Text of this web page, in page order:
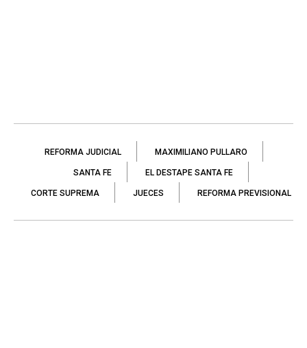
REFORMA JUDICIAL MAXIMILIANO PULLARO
SANTA FE EL DESTAPE SANTA FE
CORTE SUPREMA JUECES REFORMA PREVISIONAL